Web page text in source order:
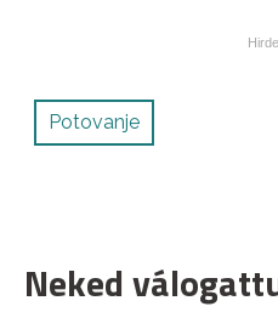
Potovanje
Neked